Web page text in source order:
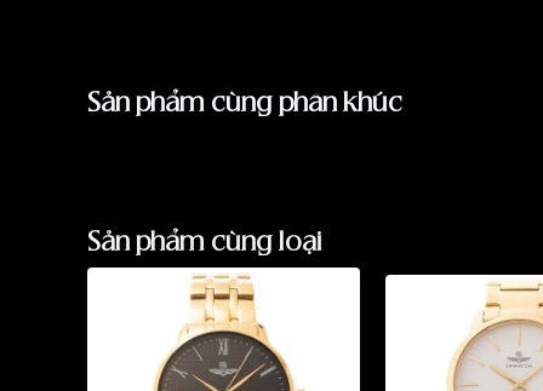
Vỏ đồng hồ:
Vỏ đồng hồ được làm từ thép
PVD sang trọng, đường kính 42mm vừa vặn với
mang lại cảm giác thoải mái khi đeo. Khóa gập
Bộ máy Automatic Nhật Bản mạnh mẽ, bền bỉ:
Bộ máy Automatic:
Đồng hồ SRWATCH
bộ máy Automatic Nhật Bản, nổi tiếng với độ
Sản phẩm cùng phân khúc
Sản phẩm cùng loại